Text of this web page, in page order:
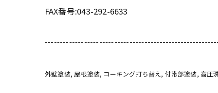
FAX番号:043-292-6633
外壁塗装 屋根塗装 コーキング打ち替え 付帯部塗装 高圧